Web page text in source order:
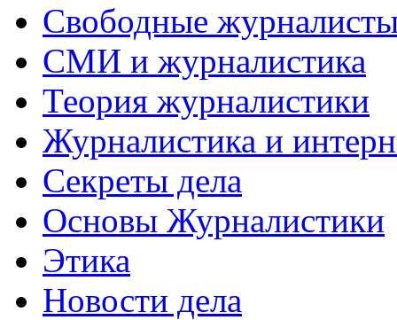
Свободные
СМИ и журналистика
Теория журналистики
Журналистика и
Секреты дела
Основы Журналистики
Этика
Новости дела